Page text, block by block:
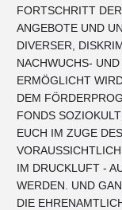
FORTSCHRITT
ANGEBOTE UND
DIVERSER,
NACHWUCHS-
ERMÖGLICHT
DEM
FONDS
EUCH IM ZUGE
IM DRUCKLUFT -
WERDEN. UND
DIE